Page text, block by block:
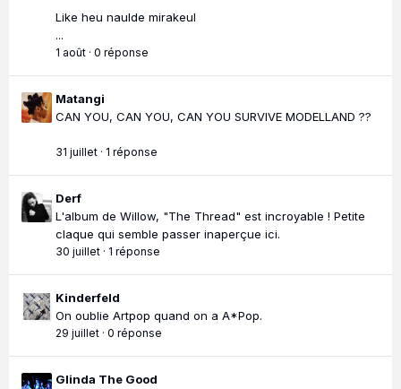
Like heu naulde mirakeul
...
1 août · 0 réponse
Matangi
CAN YOU, CAN YOU, CAN YOU SURVIVE MODELLAND ??
31 juillet · 1 réponse
Derf
L'album de Willow, "The Thread" est incroyable ! Petite
claque qui semble passer inaperçue ici.
30 juillet · 1 réponse
Kinderfeld
On oublie Artpop quand on a A*Pop.
29 juillet · 0 réponse
Glinda The Good